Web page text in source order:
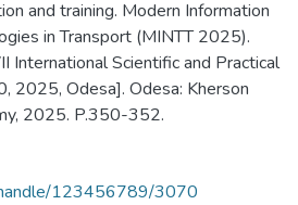
and training. Modern Information
in Transport (MINTT 2025).
International Scientific and Practical
2025, Odesa]. Odesa: Kherson
2025. P.350-352.
123456789/3070